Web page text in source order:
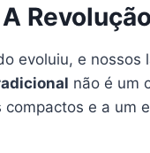
evoluiu, e nossos
não é um
e a um